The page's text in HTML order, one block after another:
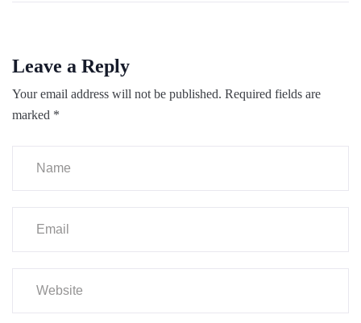
Leave a Reply
Your email address will not be published. Required fields are
marked *